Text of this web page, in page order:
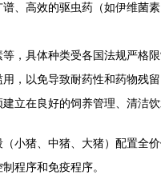
、高效的驱虫药（如伊维菌
，具体种类受各国法规严格
，以免导致耐药性和药物残留
建立在良好的饲养管理、清洁
小猪、中猪、大猪）配置全价
程序和免疫程序。